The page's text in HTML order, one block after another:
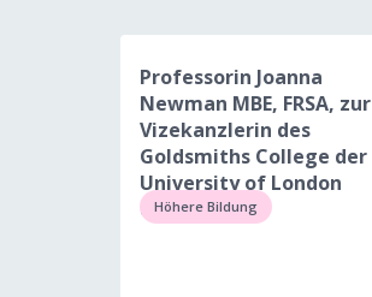
Professorin Joanna
Newman MBE, FRSA, zur
Vizekanzlerin des
Goldsmiths College der
University of London
ernannt
Höhere Bildung